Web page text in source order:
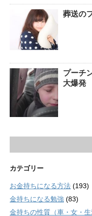
葬送の
プーチ
大爆発
カテゴリー
お金持ちになる方法 (193)
金持ちになる勉強 (83)
金持ちの性質（車・女・生